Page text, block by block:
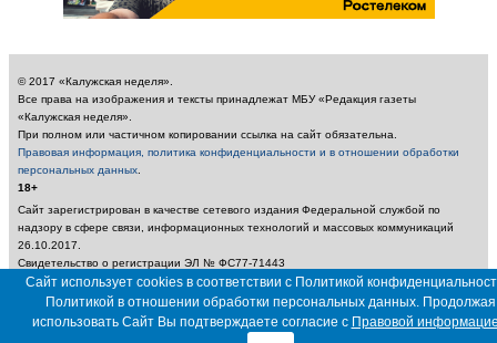
© 2017 «Калужская неделя».
Все права на изображения и тексты принадлежат МБУ «Редакция газеты
«Калужская неделя».
При полном или частичном копировании ссылка на сайт обязательна.
Правовая информация, политика конфиденциальности и в отношении обработки
персональных данных
18+
Сайт зарегистрирован в качестве сетевого издания Федеральной службой по
надзору в сфере связи, информационных технологий и массовых коммуникаций
26.10.2017.
Свидетельство о регистрации ЭЛ № ФС77-71443
Учредитель: Муниципальное бюджетное учреждение «Редакция газеты «Калужская
неделя»
Главный редактор: Амбарцумян А. Ю. / Электронный адрес редакции:
nedelya_kaluga@adm.kaluga.ru / Телефон редакции: 400-424
Сайт использует cookies в соответствии с Политикой
Политикой в отношении обработки персональных данных. Продолжая
использовать Сайт Вы подтверждаете согласие с Правовой